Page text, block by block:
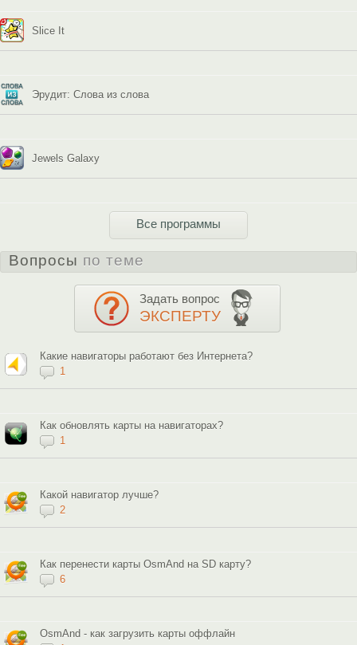
Slice It
Эрудит: Слова из слова
Jewels Galaxy
Все программы
Вопросы по теме
Задать вопрос
ЭКСПЕРТУ
Какие навигаторы работают без Интернета?
1
Как обновлять карты на навигаторах?
1
Какой навигатор лучше?
2
Как перенести карты OsmAnd на SD карту?
6
OsmAnd - как загрузить карты оффлайн